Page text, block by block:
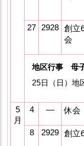
27 2928 創立
会
地区行事 母
25日（日）地
5
月
4 ― 休会
8 2929 創立